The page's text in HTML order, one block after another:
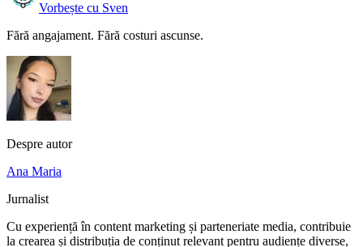
Vorbește cu Sven
Fără angajament. Fără costuri ascunse.
Despre autor
Ana Maria
Jurnalist
Cu experiență în content marketing și parteneriate media, contribuie
la crearea și distribuția de conținut relevant pentru audiențe diverse,